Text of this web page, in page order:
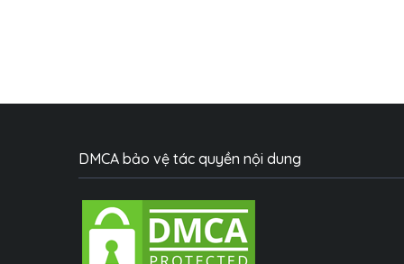
DMCA bảo vệ tác quyền nội dung